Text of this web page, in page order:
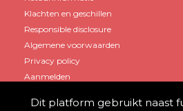
Klachten en geschillen
Responsible disclosure
Algemene voorwaarden
Privacy policy
Aanmelden
Dit platform gebruikt naast